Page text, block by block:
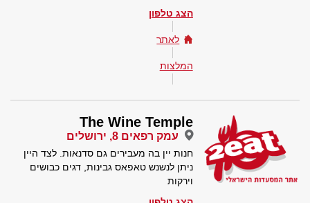
הצג טלפון
לאתר
המלצות
The Wine Temple
עמק רפאים 8, ירושלים
חנות יין בה מעבירים גם סדנאות. לצד היין
ניתן לנשנש טאפאס גבינות, דגים כבושים
וירקות